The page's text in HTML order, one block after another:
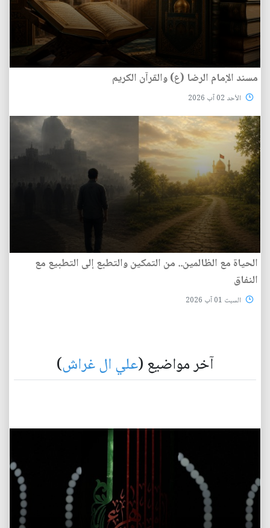
مسند الإمام الرضا (ع) والقرآن الكريم
الأحد 02 آب 2026
الحياة مع الظالمين.. من التمكين والتطبع إلى التطبيع مع
النفاق
السبت 01 آب 2026
آخر مواضيع (علي ال غراش)